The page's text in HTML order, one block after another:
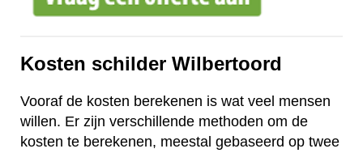
Kosten schilder Wilbertoord
Vooraf de kosten berekenen is wat veel mensen
willen. Er zijn verschillende methoden om de
kosten te berekenen, meestal gebaseerd op twee